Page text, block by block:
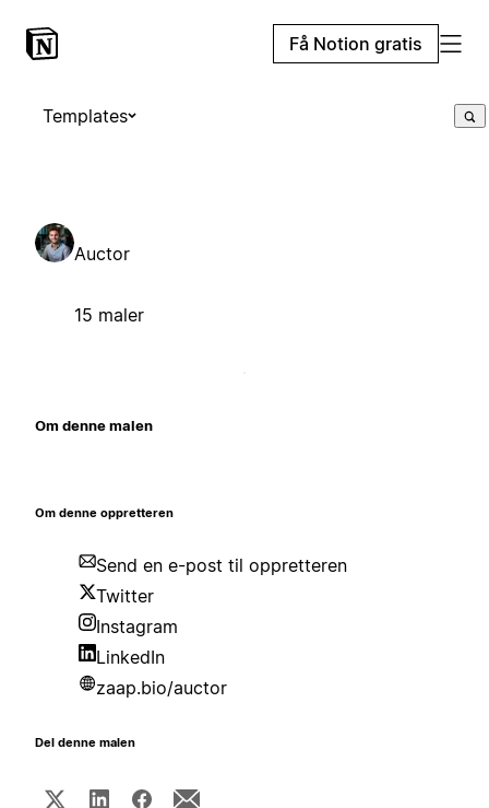
Få Notion gratis
Templates
Auctor
15 maler
Om denne malen
Om denne oppretteren
Send en e-post til oppretteren
Twitter
Instagram
LinkedIn
zaap.bio/auctor
Del denne malen